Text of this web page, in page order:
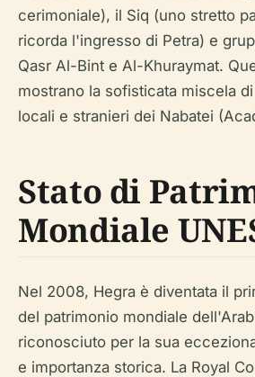
cerimoniale), il Siq (uno stretto
ricorda l'ingresso di Petra) e
Qasr Al-Bint e Al-Khuraymat.
mostrano la sofisticata miscela
locali e stranieri dei Nabatei
Stato di
Mondiale
Nel 2008, Hegra è diventata il
del patrimonio mondiale
riconosciuto per la sua
e importanza storica. La Royal